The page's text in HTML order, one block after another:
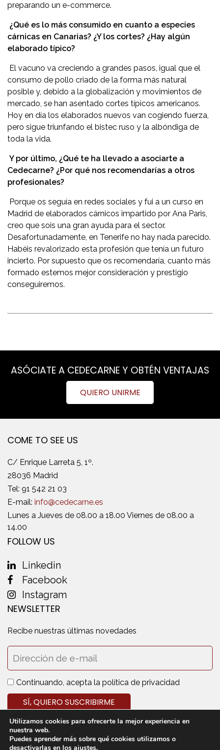
preparando un e-commerce.
¿Qué es lo más consumido en cuanto a especies
cárnicas en Canarias? ¿Y los cortes? ¿Hay algún
elaborado típico?
El vacuno va creciendo a grandes pasos, igual que el
consumo de pollo criado de la forma más natural
posible y, debido a la globalización y movimientos de
mercado, se han asentado cortes típicos americanos.
Hoy en día los elaborados nuevos van cogiendo fuerza,
pero sigue triunfando el bistec ruso y la albóndiga de
toda la vida.
Y por último, ¿Qué te ha llevado a asociarte a
Cedecarne? ¿Por qué nos recomendarías a otros
profesionales?
Porque os seguía en redes sociales y fui a un curso en
Madrid de elaborados cárnicos impartido por Ana Paris,
creo que sois una gran ayuda para el sector.
Desafortunadamente, en Tenerife no hay nada parecido.
Habéis revalorizado esta profesión que tenía un futuro
incierto. Por supuesto que os recomendaría, cuanto más
formado estemos mejor consideración y prestigio
conseguiremos.
ASÓCIATE A CEDECARNE Y OBTÉN VENTAJAS
QUIERO UNIRME
COME TO SEE US
C/ Enrique Larreta 5, 1º.
28036 Madrid
Tel: 91 542 21 03
E-mail: info@cedecarne.es
Lunes a Jueves de 08.00 a 18.00 Viernes de 08.00 a
14.00
FOLLOW US
Linkedin
Facebook
Instagram
NEWSLETTER
Recibe nuestras últimas novedades
Continuando, acepta la política de privacidad
© 2020 Cedecarne - Todos los derechos reservados
Utilizamos cookies para ofrecerte la mejor experiencia en
nuestra web.
Puedes aprender más sobre qué cookies utilizamos o
desactivarlas en los ajustes.